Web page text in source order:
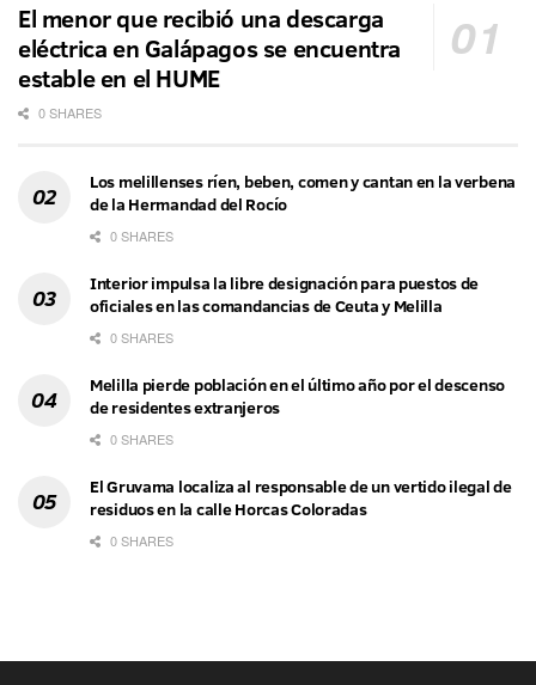
El menor que recibió una descarga
eléctrica en Galápagos se encuentra
estable en el HUME
0 SHARES
Los melillenses ríen, beben, comen y cantan en la verbena
de la Hermandad del Rocío
0 SHARES
Interior impulsa la libre designación para puestos de
oficiales en las comandancias de Ceuta y Melilla
0 SHARES
Melilla pierde población en el último año por el descenso
de residentes extranjeros
0 SHARES
El Gruvama localiza al responsable de un vertido ilegal de
residuos en la calle Horcas Coloradas
0 SHARES